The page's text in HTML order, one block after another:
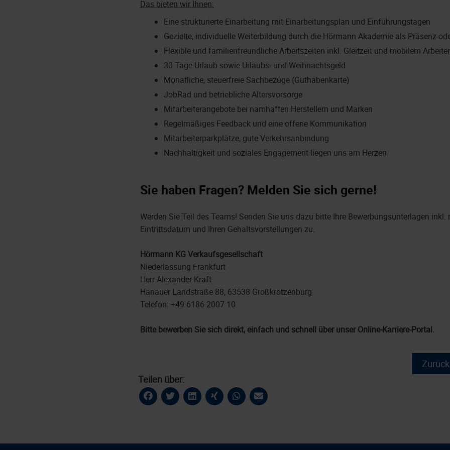
Das bieten wir Ihnen:
Eine strukturierte Einarbeitung mit Einarbeitungsplan und Einführungstagen
Gezielte, individuelle Weiterbildung durch die Hörmann Akademie als Präsenz
Flexible und familienfreundliche Arbeitszeiten inkl. Gleitzeit und mobilem
30 Tage Urlaub sowie Urlaubs- und Weihnachtsgeld
Monatliche, steuerfreie Sachbezüge (Guthabenkarte)
JobRad und betriebliche Altersvorsorge
Mitarbeiterangebote bei namhaften Herstellern und Marken
Regelmäßiges Feedback und eine offene Kommunikation
Mitarbeiterparkplätze, gute Verkehrsanbindung
Nachhaltigkeit und soziales Engagement liegen uns am Herzen
Sie haben Fragen? Melden Sie sich gerne!
Werden Sie Teil des Teams! Senden Sie uns dazu bitte Ihre Bewerbungsunterlagen inkl.
Eintrittsdatum und Ihren Gehaltsvorstellungen zu.
Hörmann KG Verkaufsgesellschaft
Niederlassung Frankfurt
Herr Alexander Kraft
Hanauer Landstraße 88, 63538 Großkrotzenburg
Telefon: +49 6186 2007 10
Bitte bewerben Sie sich direkt, einfach und schnell über unser Online-Karriere-Portal.
Zurück
Teilen über: